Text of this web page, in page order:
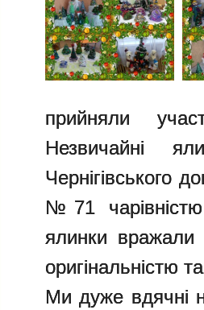
прийняли
Незвичайні
Чернігівського
№71
ялинки вражали
оригінальністю
Ми дуже вдячні